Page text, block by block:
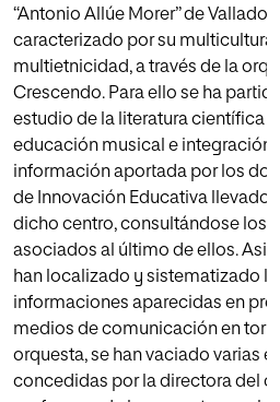
“Antonio Allúe Morer” de
caracterizado por su
multietnicidad, a través de la
Crescendo. Para ello se ha
estudio de la literatura científica
educación musical e integración
información aportada por los
de Innovación Educativa
dicho centro, consultándose los
asociados al último de ellos.
han localizado y sistematizado
informaciones aparecidas en
medios de comunicación en
orquesta, se han vaciado varias
concedidas por la directora del